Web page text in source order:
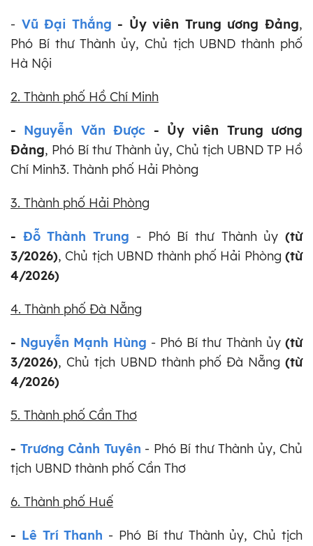
- Vũ Đại Thắng - Ủy viên Trung ương Đảng,
Phó Bí thư Thành ủy, Chủ tịch UBND thành phố
Hà Nội
2. Thành phố Hồ Chí Minh
- Nguyễn Văn Được - Ủy viên Trung ương
Đảng, Phó Bí thư Thành ủy, Chủ tịch UBND TP Hồ
Chí Minh3. Thành phố Hải Phòng
3. Thành phố Hải Phòng
- Đỗ Thành Trung - Phó Bí thư Thành ủy(từ
3/2026), Chủ tịch UBND thành phố Hải Phòng (từ
4/2026)
4. Thành phố Đà Nẵng
- Nguyễn Mạnh Hùng - Phó Bí thư Thành ủy(từ
3/2026), Chủ tịch UBND thành phố Đà Nẵng (từ
4/2026)
5. Thành phố Cần Thơ
- Trương Cảnh Tuyên - Phó Bí thư Thành ủy, Chủ
tịch UBND thành phố Cần Thơ
6. Thành phố Huế
- Lê Trí Thanh - Phó Bí thư Thành ủy, Chủ tịch